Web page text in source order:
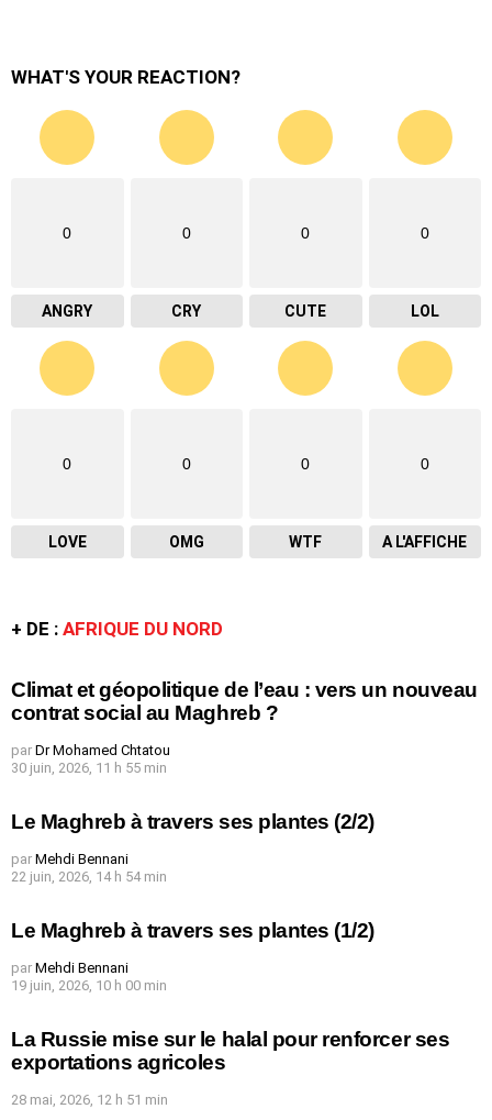
WHAT'S YOUR REACTION?
0
ANGRY
0
CRY
0
CUTE
0
LOL
0
LOVE
0
OMG
0
WTF
0
A L'AFFICHE
+ DE : AFRIQUE DU NORD
Climat et géopolitique de l’eau : vers un nouveau
contrat social au Maghreb ?
par Dr Mohamed Chtatou
30 juin, 2026, 11 h 55 min
Le Maghreb à travers ses plantes (2/2)
par Mehdi Bennani
22 juin, 2026, 14 h 54 min
Le Maghreb à travers ses plantes (1/2)
par Mehdi Bennani
19 juin, 2026, 10 h 00 min
La Russie mise sur le halal pour renforcer ses
exportations agricoles
28 mai, 2026, 12 h 51 min